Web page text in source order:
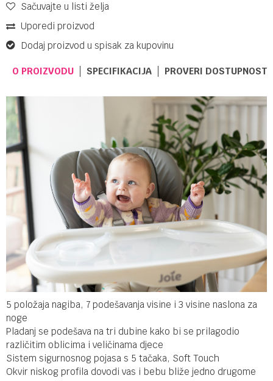
Sačuvajte u listi želja
Uporedi proizvod
Dodaj proizvod u spisak za kupovinu
O PROIZVODU SPECIFIKACIJA PROVERI DOSTUPNOST
5 položaja nagiba, 7 podešavanja visine i 3 visine naslona za
noge
Pladanj se podešava na tri dubine kako bi se prilagodio
različitim oblicima i veličinama djece
Sistem sigurnosnog pojasa s 5 tačaka, Soft Touch
Okvir niskog profila dovodi vas i bebu bliže jedno drugome